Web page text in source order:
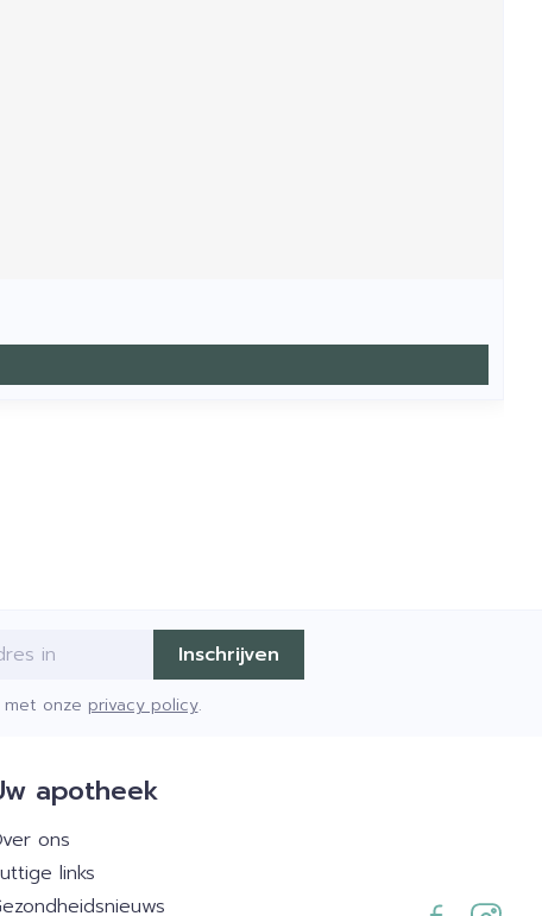
Inschrijven
onze privacy policy.
apotheek
ons
links